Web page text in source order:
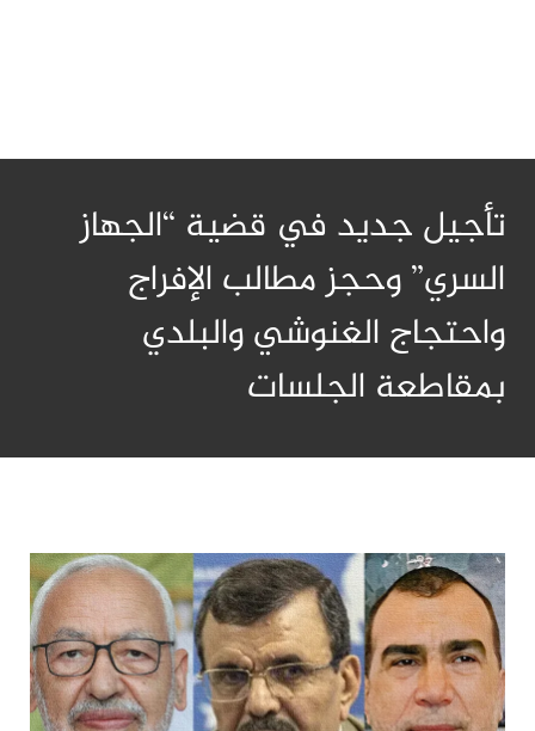
تأجيل جديد في قضية “الجهاز
السري” وحجز مطالب الإفراج
واحتجاج الغنوشي والبلدي
بمقاطعة الجلسات